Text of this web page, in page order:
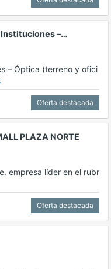
–…
– Óptica (terreno y ofici
Oferta destacada
PLAZA NORTE
empresa líder en el rubr
Oferta destacada